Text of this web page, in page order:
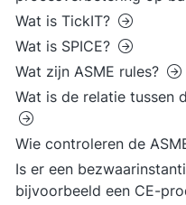
Wat is TickIT?
Wat is SPICE?
Wat zijn ASME rules?
Wat is de relatie tussen
Wie controleren de
Is er een
bijvoorbeeld een CE-